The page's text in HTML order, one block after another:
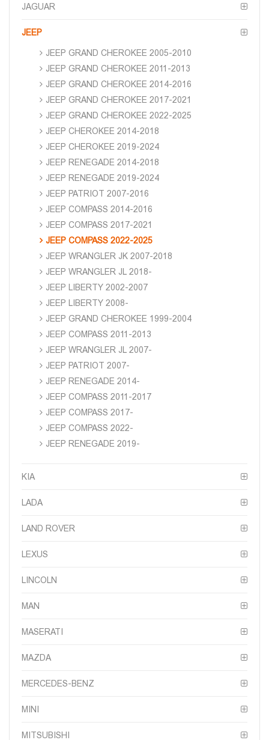
JAGUAR
JEEP
JEEP GRAND CHEROKEE 2005-2010
JEEP GRAND CHEROKEE 2011-2013
JEEP GRAND CHEROKEE 2014-2016
JEEP GRAND CHEROKEE 2017-2021
JEEP GRAND CHEROKEE 2022-2025
JEEP CHEROKEE 2014-2018
JEEP CHEROKEE 2019-2024
JEEP RENEGADE 2014-2018
JEEP RENEGADE 2019-2024
JEEP PATRIOT 2007-2016
JEEP COMPASS 2014-2016
JEEP COMPASS 2017-2021
JEEP COMPASS 2022-2025
JEEP WRANGLER JK 2007-2018
JEEP WRANGLER JL 2018-
JEEP LIBERTY 2002-2007
JEEP LIBERTY 2008-
JEEP GRAND CHEROKEE 1999-2004
JEEP COMPASS 2011-2013
JEEP WRANGLER JL 2007-
JEEP PATRIOT 2007-
JEEP RENEGADE 2014-
JEEP COMPASS 2011-2017
JEEP COMPASS 2017-
JEEP COMPASS 2022-
JEEP RENEGADE 2019-
KIA
LADA
LAND ROVER
LEXUS
LINCOLN
MAN
MASERATI
MAZDA
MERCEDES-BENZ
MINI
MITSUBISHI